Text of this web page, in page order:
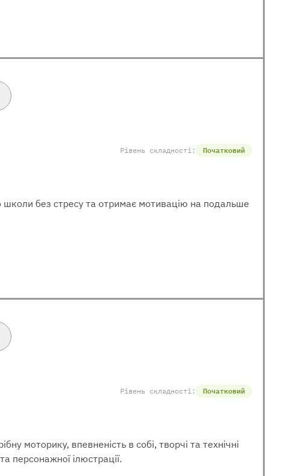
Рівень складності: Початковий
школи без стресу та отримає мотивацію на подальше
Рівень складності: Початковий
моторику, впевненість в собі, творчі та технічні
персонажної ілюстрації.